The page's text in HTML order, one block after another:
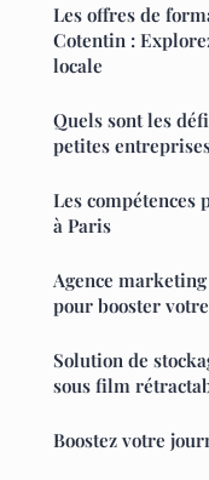
Les offres de
Cotentin :
locale
Quels sont les
petites
Les compétences
à Paris
Agence
pour booster
Solution de
sous film
Boostez votre